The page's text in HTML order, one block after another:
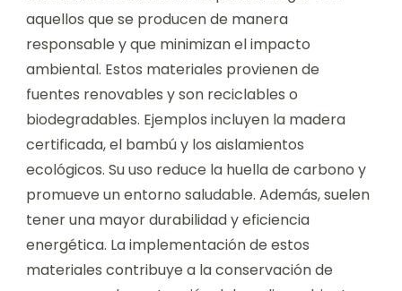
aquellos que se producen de manera
responsable y que minimizan el impacto
ambiental. Estos materiales provienen de
fuentes renovables y son reciclables o
biodegradables. Ejemplos incluyen la madera
certificada, el bambú y los aislamientos
ecológicos. Su uso reduce la huella de carbono y
promueve un entorno saludable. Además, suelen
tener una mayor durabilidad y eficiencia
energética. La implementación de estos
materiales contribuye a la conservación de